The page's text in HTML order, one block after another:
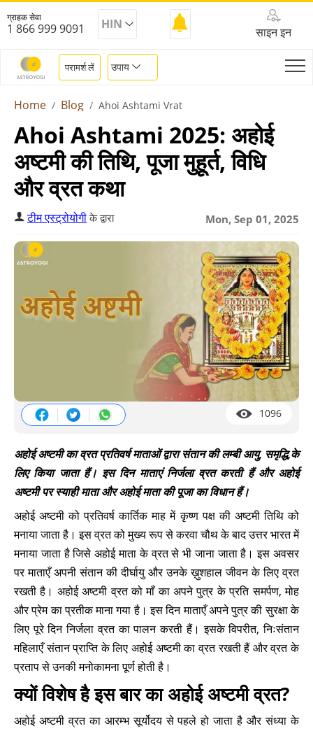
ग्राहक सेवा
1 866 999 9091 HIN
साइन इन
परामर्श लें उपाय
Home Blog Ahoi Ashtami Vrat
Ahoi Ashtami 2025: अहोई
अष्टमी की तिथि, पूजा मुहूर्त, विधि
और व्रत कथा
Mon, Sep 01, 2025
टीम एस्ट्रोयोगीके द्वारा
1096
अहोई अष्टमी का व्रत प्रतिवर्ष माताओं द्वारा संतान की लम्बी आयु, समृद्धि,के
लिए किया जाता हैं। इस दिन माताएं निर्जला व्रत करती हैं और अहोई
अष्टमी पर स्याही माता और अहोई माता की पूजा का विधान हैं।
अहोई अष्टमी को प्रतिवर्ष कार्तिक माह में कृष्ण पक्ष की अष्टमी तिथि को
मनाया जाता है। इस व्रत को मुख्य रूप से करवा चौथ के बाद उत्तर भारत में
मनाया जाता है जिसे अहोई माता के व्रत से भी जाना जाता है। इस अवसर
पर माताएँ अपनी संतान की दीर्घायु और उनके ख़ुशहाल जीवन के लिए व्रत
रखती है। अहोई अष्टमी व्रत को माँ का अपने पुत्र के प्रति समर्पण, मोह
और प्रेम का प्रतीक माना गया है। इस दिन माताएँ अपने पुत्र की सुरक्षा के
लिए पूरे दिन निर्जला व्रत का पालन करती हैं। इसके विपरीत, निःसंतान
महिलाएँ संतान प्राप्ति के लिए अहोई अष्टमी का व्रत रखती हैं और व्रत के
प्रताप से उनकी मनोकामना पूर्ण होती है।
क्यों विशेष है इस बार का अहोई अष्टमी व्रत?
अहोई अष्टमी व्रत का आरम्भ सूर्योदय से पहले हो जाता है और संध्या के